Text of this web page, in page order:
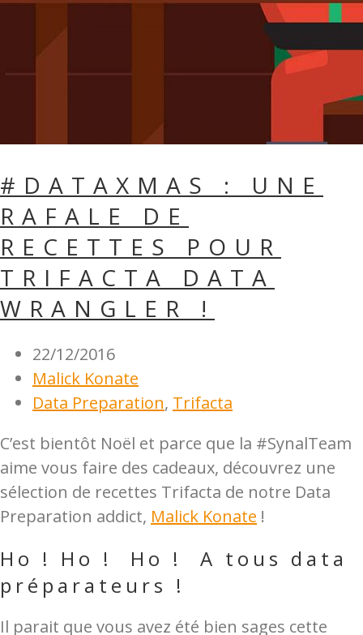
#DATAXMAS : UNE
RAFALE DE
RECETTES POUR
TRIFACTA DATA
WRANGLER !
22/12/2016
Malick Konate
Data Preparation, Trifacta
C’est bientôt Noël et parce que la #SynalTeam
aime vous faire des cadeaux, découvrez une
sélection de recettes Trifacta de notre Data
Preparation addict, Malick Konate !
Ho ! Ho ! Ho ! A tous data
préparateurs !
Il parait que vous avez été bien sages cette